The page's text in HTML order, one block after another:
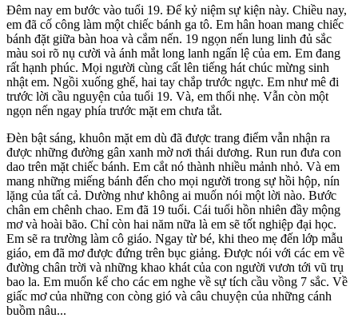
Đêm nay em bước vào tuổi 19. Để kỷ niệm sự kiện này. Chiều nay,
em đã cố công làm một chiếc bánh ga tô. Em hân hoan mang chiếc
bánh đặt giữa bàn hoa và cắm nến. 19 ngọn nến lung linh đủ sắc
màu soi rõ nụ cười và ánh mắt long lanh ngấn lệ của em. Em đang
rất hạnh phúc. Mọi người cùng cất lên tiếng hát chúc mừng sinh
nhật em. Ngồi xuống ghế, hai tay chắp trước ngực. Em như mê đi
trước lời cầu nguyện của tuổi 19. Và, em thổi nhẹ. Vẫn còn một
ngọn nến ngay phía trước mặt em chưa tắt.
Đèn bật sáng, khuôn mặt em dù đã được trang điểm vẫn nhận ra
được những đường gân xanh mờ nơi thái dương. Run run đưa con
dao trên mặt chiếc bánh. Em cắt nó thành nhiều mảnh nhỏ. Và em
mang những miếng bánh đến cho mọi người trong sự hồi hộp, nín
lặng của tất cả. Dường như không ai muốn nói một lời nào. Bước
chân em chênh chao. Em đã 19 tuổi. Cái tuổi hồn nhiên đầy mộng
mơ và hoài bão. Chỉ còn hai năm nữa là em sẽ tốt nghiệp đại học.
Em sẽ ra trường làm cô giáo. Ngay từ bé, khi theo mẹ đến lớp mẫu
giáo, em đã mơ được đứng trên bục giảng. Được nói với các em về
đường chân trời và những khao khát của con người vươn tới vũ trụ
bao la. Em muốn kể cho các em nghe về sự tích cầu vồng 7 sắc. Về
giấc mơ của những con còng gió và câu chuyện của những cánh
buồm nâu...